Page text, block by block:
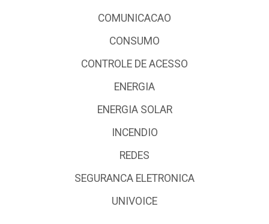
COMUNICACAO
CONSUMO
CONTROLE DE ACESSO
ENERGIA
ENERGIA SOLAR
INCENDIO
REDES
SEGURANCA ELETRONICA
UNIVOICE